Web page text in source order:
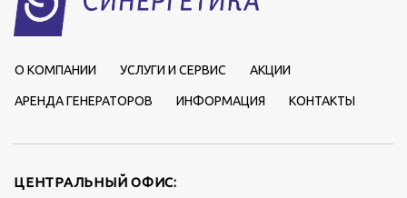
О КОМПАНИИ УСЛУГИ И СЕРВИС АКЦИИ
АРЕНДА ГЕНЕРАТОРОВ ИНФОРМАЦИЯ КОНТАКТЫ
ЦЕНТРАЛЬНЫЙ ОФИС: